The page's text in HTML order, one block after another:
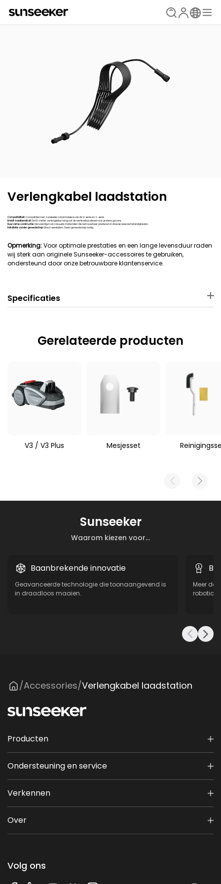
Verlengkabel laadstation
Compatibiliteit:Compatibel met Sunseeker robotmaaiers van de V-serie en S-serie.
Breidt maaibereik uit:De 10-meter verlengkabel vergroot de werkradius, ideaal voor grotere gazons.
Duurzame constructie:Vervaardigd van robuuste materialen die betrouwbaar presteren in diverse weersomstandigheden.
Installatie zonder gereedschap:Direct aansluiten. Geen gereedschap nodig.
Opmerking:Voor optimale prestaties en een lange levensduur raden
wij sterk aan originele Sunseeker-accessoires te gebruiken,
ondersteund door onze betrouwbare klantenservice.
Specificaties
Koper + kunststof 26 × 12.7 × 5.5 cm
Sunseeker V1/V3/S3/S4/S5
Gerelateerde producten
V3 / V3 Plus Mesjesset
Waarom kiezen voor...
Sunseeker
Baanbrekende innovatie
Geavanceerde technologie die toonaangevend is
in draadloos maaien.
Meer
/Accessories/Verlengkabel laadstation
Producten
Ondersteuning en service
Verkennen
Over
Volg ons